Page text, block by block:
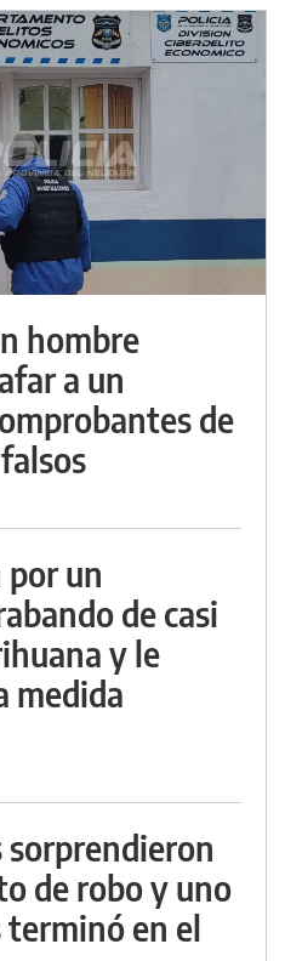
hombre
a un
de
por un
de casi
y le
medida
sorprendieron
de robo y uno
terminó en el